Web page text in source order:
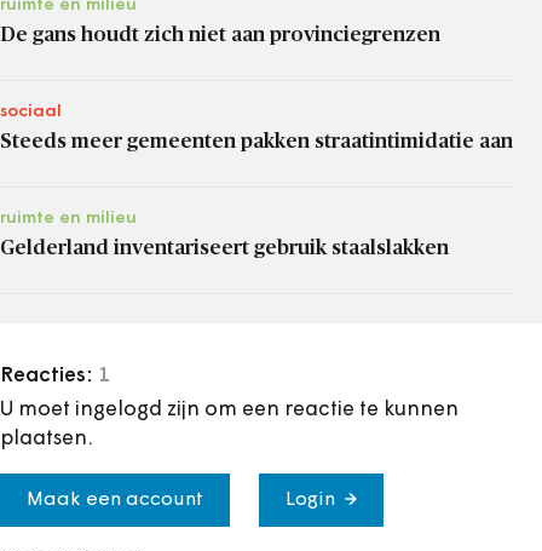
ruimte en milieu
De gans houdt zich niet aan provinciegrenzen
sociaal
Steeds meer gemeenten pakken straatintimidatie aan
ruimte en milieu
Gelderland inventariseert gebruik staalslakken
Reacties: 1
U moet ingelogd zijn om een reactie te kunnen
plaatsen.
Maak een account Login